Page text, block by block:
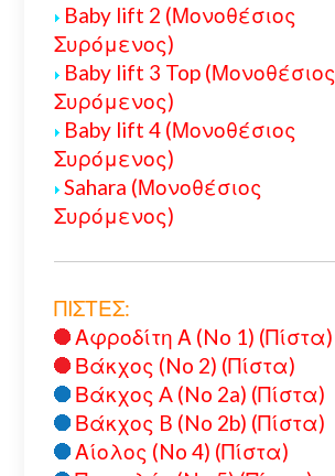
Baby lift 2 (Μονοθέσιος
Συρόμενος)
Baby lift 3 Top (Μονοθέσιος
Συρόμενος)
Baby lift 4 (Μονοθέσιος
Συρόμενος)
Sahara (Μονοθέσιος
Συρόμενος)
ΠΙΣΤΕΣ:
Αφροδίτη Α (No 1) (Πίστα)
Βάκχος (No 2) (Πίστα)
Βάκχος A (No 2a) (Πίστα)
Βάκχος B (No 2b) (Πίστα)
Αίολος (No 4) (Πίστα)